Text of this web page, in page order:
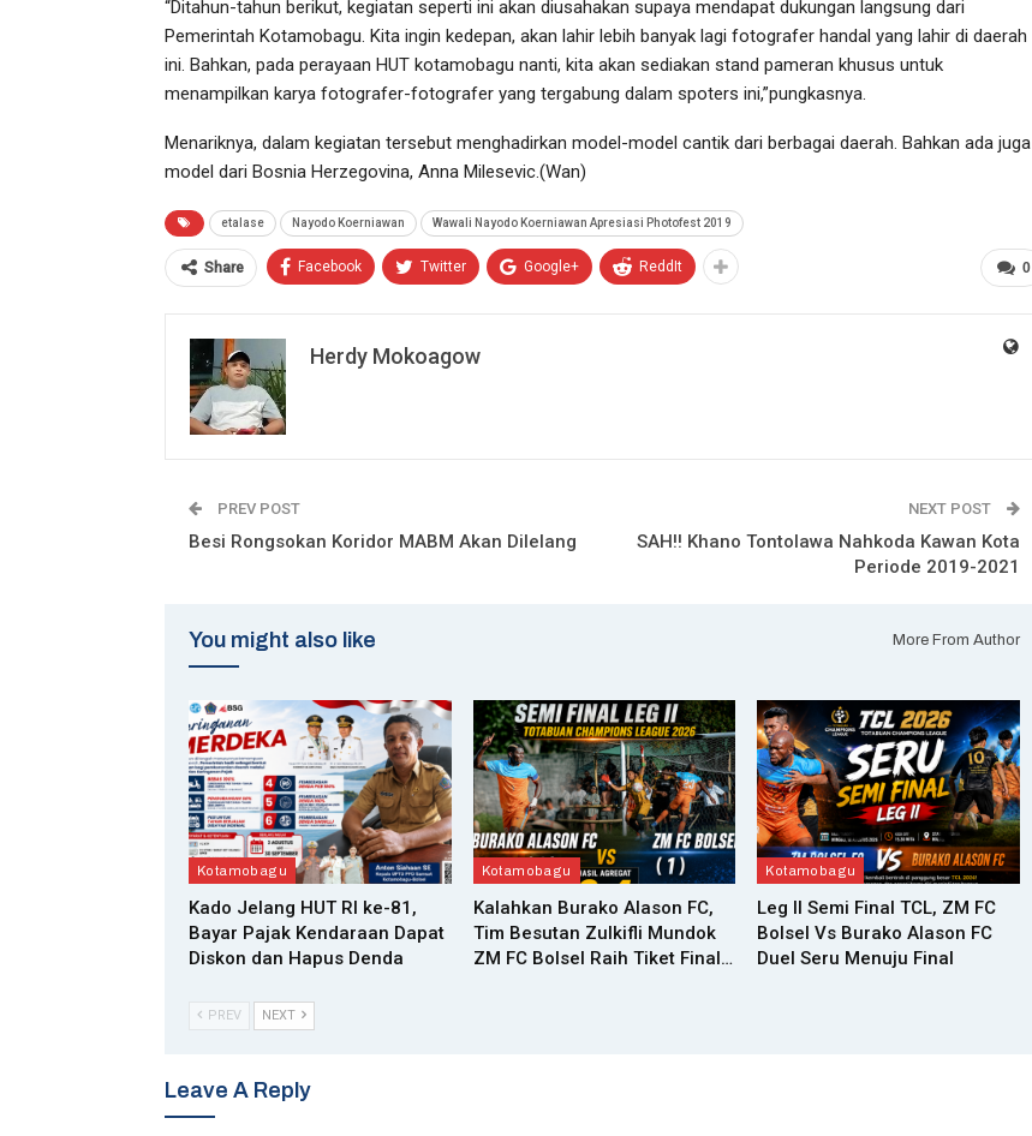
“Ditahun-tahun berikut, kegiatan seperti ini akan diusahakan supaya mendapat dukungan langsung dari
Pemerintah Kotamobagu. Kita ingin kedepan, akan lahir lebih banyak lagi fotografer handal yang lahir di daerah
ini. Bahkan, pada perayaan HUT kotamobagu nanti, kita akan sediakan stand pameran khusus untuk
menampilkan karya fotografer-fotografer yang tergabung dalam spoters ini,”pungkasnya.
Menariknya, dalam kegiatan tersebut menghadirkan model-model cantik dari berbagai daerah. Bahkan ada juga
model dari Bosnia Herzegovina, Anna Milesevic.(Wan)
etalase Nayodo Koerniawan Wawali Nayodo Koerniawan Apresiasi Photofest 2019
0
Share Facebook Twitter Google+ ReddIt
Herdy Mokoagow
PREV POST
Besi Rongsokan Koridor MABM Akan Dilelang
NEXT POST
SAH!! Khano Tontolawa Nahkoda Kawan Kota
Periode 2019-2021
You might also like More From Author
Kotamobagu
Kado Jelang HUT RI ke-81,
Bayar Pajak Kendaraan Dapat
Diskon dan Hapus Denda
Kotamobagu
Kalahkan Burako Alason FC,
Tim Besutan Zulkifli Mundok
ZM FC Bolsel Raih Tiket Final…
Kotamobagu
Leg II Semi Final TCL, ZM FC
Bolsel Vs Burako Alason FC
Duel Seru Menuju Final
PREV NEXT
Leave A Reply